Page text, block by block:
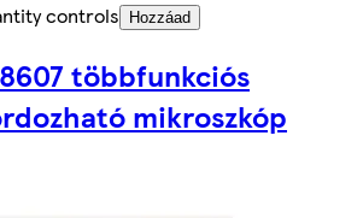
controls
Hozzáad
többfunkciós
mikroszkóp